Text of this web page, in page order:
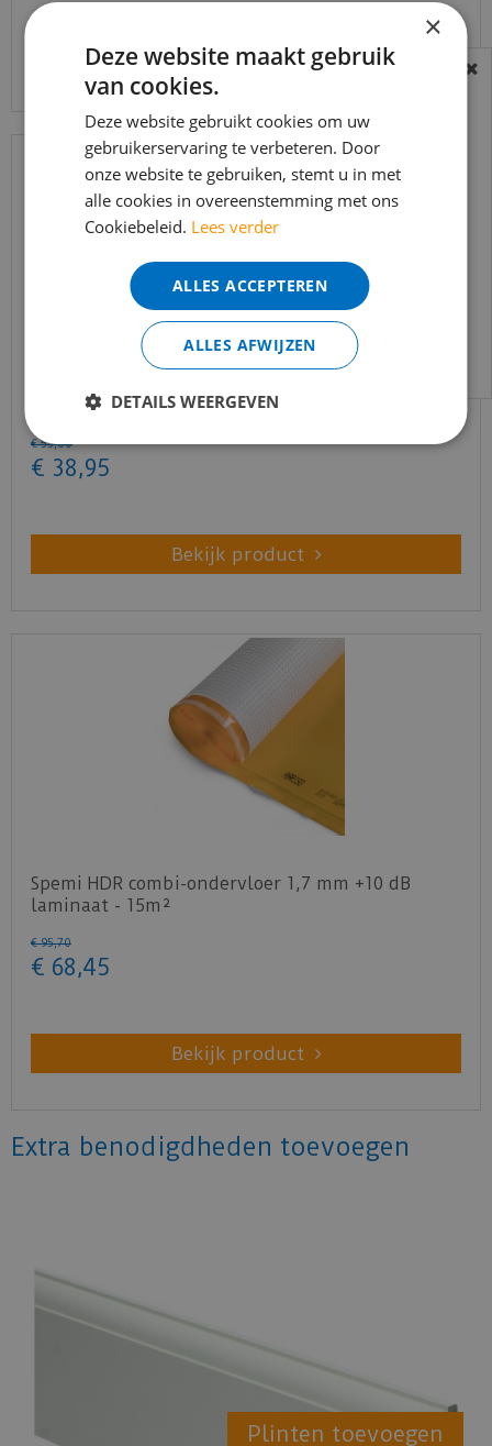
Bekijk product
€ 55,00
€ 38,95
Bekijk product
Spemi HDR combi-ondervloer 1,7 mm +10 dB
laminaat - 15m²
€ 95,70
€ 68,45
Bekijk product
Extra benodigdheden toevoegen
Plinten toevoegen
BEREIKBAARHEID
In verband met de vakantie periode zijn wij
t/m 14 augustus telefonisch helaas niet
bereikbaar.
Bestelling worden uiteraard verwerkt
echter iets minder snel dan wat je van ons
gewend bent.
Voor vragen kan je ons bereiken via
info@merkvloerenwinkel.nl
×
Deze website maakt gebruik
van cookies.
Deze website gebruikt cookies om uw
gebruikerservaring te verbeteren. Door
onze website te gebruiken, stemt u in met
alle cookies in overeenstemming met ons
Cookiebeleid. Lees verder
ALLES ACCEPTEREN
ALLES AFWIJZEN
DETAILS WEERGEVEN